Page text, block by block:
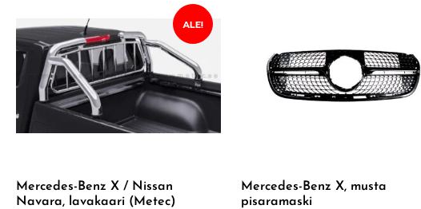
Mercedes-Benz X / Nissan
Navara, lavakaari (Metec)
ALE!
Mercedes-Benz X, musta
pisaramaski